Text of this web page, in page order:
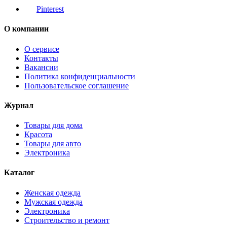
Pinterest
О компании
О сервисе
Контакты
Вакансии
Политика конфиденциальности
Пользовательское соглашение
Журнал
Товары для дома
Красота
Товары для авто
Электроника
Каталог
Женская одежда
Мужская одежда
Электроника
Строительство и ремонт